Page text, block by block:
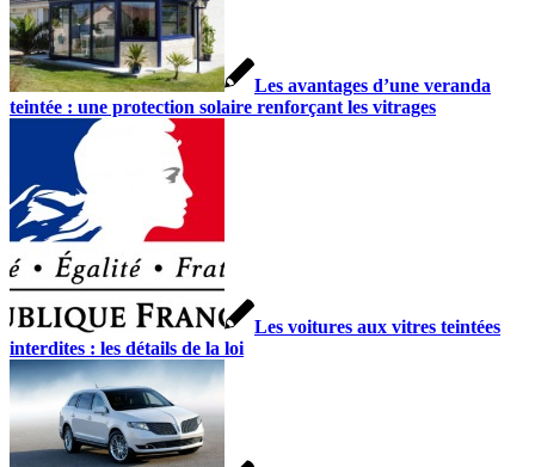
Les avantages d’une veranda
teintée : une protection solaire renforçant les vitrages
Les voitures aux vitres teintées
interdites : les détails de la loi